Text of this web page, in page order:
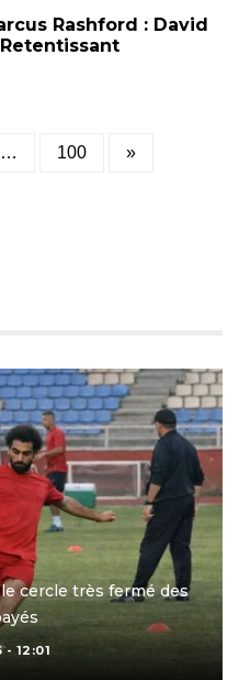
Rashford : David
Posts
… 100 »
cercle très fermé des
12:01